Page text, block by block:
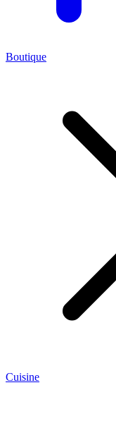
Boutique
Cuisine